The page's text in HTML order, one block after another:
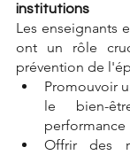
institutions
Les enseignants
ont un rôle
prévention de
Promouvoir
le bien-
performance
Offrir des